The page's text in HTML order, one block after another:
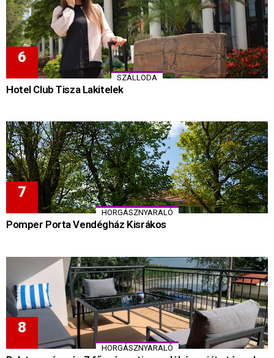
SZÁLLODA
Hotel Club Tisza Lakitelek
HORGÁSZNYARALÓ
Pomper Porta Vendégház Kisrákos
HORGÁSZNYARALÓ